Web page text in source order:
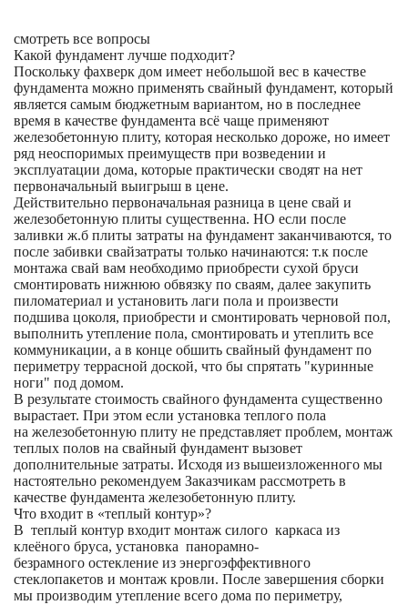
смотреть все вопросы
Какой фундамент лучше подходит?
Поскольку фахверк дом имеет небольшой вес в качестве
фундамента можно применять свайный фундамент, который
является самым бюджетным вариантом, но в последнее
время в качестве фундамента всё чаще применяют
железобетонную плиту, которая несколько дороже, но имеет
ряд неоспоримых преимуществ при возведении и
эксплуатации дома, которые практически сводят на нет
первоначальный выигрыш в цене.
Действительно первоначальная разница в цене свай и
железобетонную плиты существенна. НО если после
заливки ж.б плиты затраты на фундамент заканчиваются, то
после забивки свайзатраты только начинаются: т.к после
монтажа свай вам необходимо приобрести сухой бруси
смонтировать нижнюю обвязку по сваям, далее закупить
пиломатериал и установить лаги пола и произвести
подшива цоколя, приобрести и смонтировать черновой пол,
выполнить утепление пола, смонтировать и утеплить все
коммуникации, а в конце обшить свайный фундамент по
периметру террасной доской, что бы спрятать "куринные
ноги" под домом.
В результате стоимость свайного фундамента существенно
вырастает. При этом если установка теплого пола
на железобетонную плиту не представляет проблем, монтаж
теплых полов на свайный фундамент вызовет
дополнительные затраты. Исходя из вышеизложенного мы
настоятельно рекомендуем Заказчикам рассмотреть в
качестве фундамента железобетонную плиту.
Что входит в «теплый контур»?
В теплый контур входит монтаж силого каркаса из
клеёного бруса, установка панорамно-
безрамного остекление из энергоэффективного
стеклопакетов и монтаж кровли. После завершения сборки
мы производим утепление всего дома по периметру,